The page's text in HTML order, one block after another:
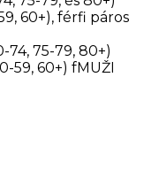
60+), férfi páros
74, 75-79, 80+)
59, 60+) fMUŽI